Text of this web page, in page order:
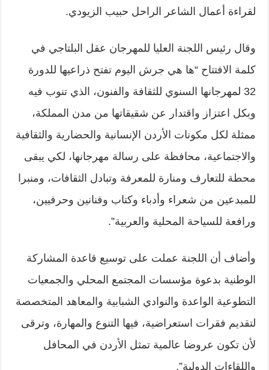
لقراءة أعمال الشاعر الراحل حبيب الزيودي.
وقال رئيس اللجنة العليا للمهرجان عقل البلتاجي في
كلمة الافتتاح “ها هي جرش اليوم تفتح ذراعيها للدورة
32 لمهرجانها السنوي للثقافة والفنون، الذي تنوب فيه
وبكل اعتزاز واقتدار عن شقيقاتها من مدن المملكة،
ممثلة لكل مكونات الأردن الإنسانية والحضارية والثقافية
والاجتماعية، محافظة على رسالة مهرجانها، لكي يبقى
محطة للتعارف ومنارة للمعرفة وتبادل الثقافات، ومنبرا
للمبدعين من شعراء وأدباء وكتاب وفنانين وحرفيين،
ورافعة للسياحة المحلية والعربية”.
وأضاف أن اللجنة عملت على توسيع قاعدة المشاركة
الوطنية بدعوة مؤسسات المجتمع المحلي والجمعيات
التطوعية الواعدة والنوادي الشبابية والمعاهد المتخصصة
لتقديم فقرات استعراضية، فيها التنوع والمهارة، وترقى
لأن تكون عروضا عالمية تمثل الأردن في المحافل
واللقاءات الدولية”.